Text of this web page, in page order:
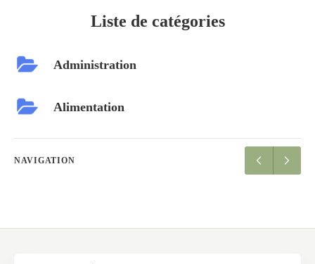
Liste de catégories
Administration
Alimentation
NAVIGATION